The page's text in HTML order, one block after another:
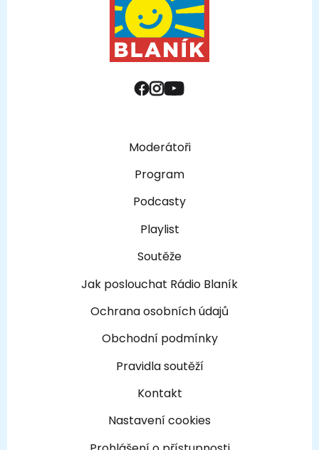
Moderátoři
Program
Podcasty
Playlist
Soutěže
Jak poslouchat Rádio Blaník
Ochrana osobních údajů
Obchodní podmínky
Pravidla soutěží
Kontakt
Nastavení cookies